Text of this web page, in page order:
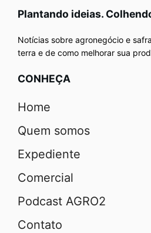
Plantando ideias.
Notícias sobre agronegócio e
terra e de como melhorar sua
CONHEÇA
Home
Quem somos
Expediente
Comercial
Podcast AGRO2
Contato